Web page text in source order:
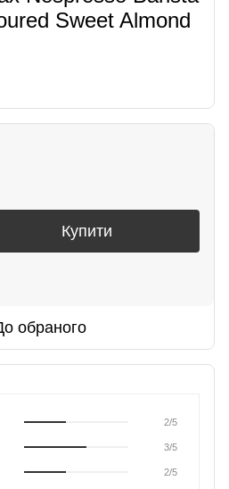
Sweet Almond
Купити
обраного
2/5
3/5
2/5